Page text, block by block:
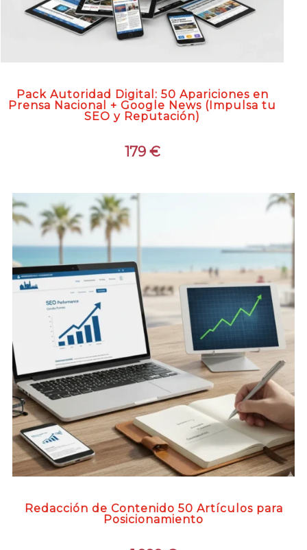
Pack Autoridad Digital: 50 Apariciones en
Prensa Nacional + Google News (Impulsa tu
SEO y Reputación)
179 €
Redacción de Contenido 50 Artículos para
Posicionamiento